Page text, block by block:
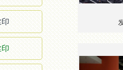
印
印